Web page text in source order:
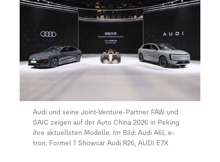
Audi und seine Joint-Venture-Partner FAW und
SAIC zeigen auf der Auto China 2026 in Peking
ihre aktuellsten Modelle. Im Bild: Audi A6L e-
tron, Formel 1 Showcar Audi R26, AUDI E7X